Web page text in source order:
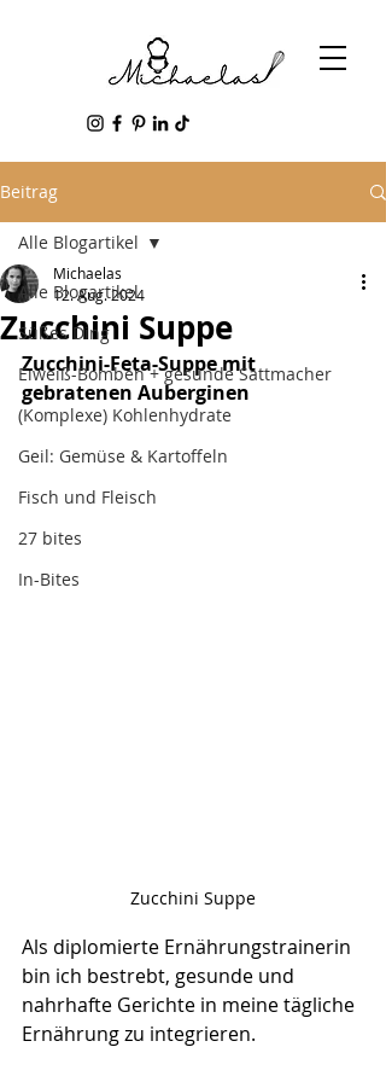
Beitrag
Alle Blogartikel
Süßes Ding
Eiweiß-Bomben + gesunde Sattmacher
(Komplexe) Kohlenhydrate
Geil: Gemüse & Kartoffeln
Fisch und Fleisch
27 bites
In-Bites
Alle Blogartikel
Zucchini Suppe
Michaelas
12. Aug. 2024
Zucchini-Feta-Suppe mit
gebratenen Auberginen
Zucchini Suppe
Als diplomierte Ernährungstrainerin
bin ich bestrebt, gesunde und
nahrhafte Gerichte in meine tägliche
Ernährung zu integrieren.